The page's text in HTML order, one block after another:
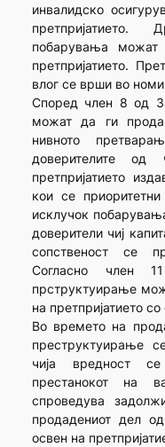
инвалидско
претпријатието.
побарувања
претпријатието.
влог се врши во
Според член 8 од
можат да ги
нивното
доверителите
претпријатието
кои се
исклучок
доверители чиј
сопственост се
Согласно член
прструктуирање
на претпријатието
Во времето на
преструктуирање
чија вредност
престанокот на
спроведува
продадениот дел
освен на